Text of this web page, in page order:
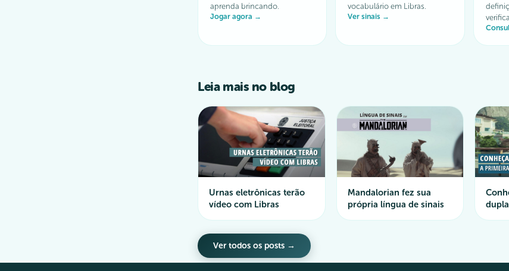
aprenda brincando.
Jogar agora →
vocabulário em Libras.
Ver sinais →
Leia mais no blog
Urnas eletrônicas terão
vídeo com Libras
Mandalorian fez sua
própria língua de sinais
Ver todos os posts →